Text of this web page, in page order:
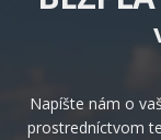
Napíšte nám o
prostredníctvom